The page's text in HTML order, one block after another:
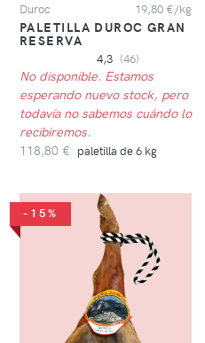
Duroc 19,80 €/kg
PALETILLA DUROC GRAN
RESERVA
4,3 (46)
No disponible. Estamos
esperando nuevo stock, pero
todavía no sabemos cuándo lo
recibiremos.
118,80 € paletilla de 6 kg
-15%